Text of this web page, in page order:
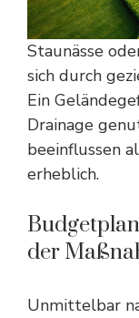
Staunässe
sich durch
Ein
Drainage
beeinflussen
erheblich.
der
Unmittelbar